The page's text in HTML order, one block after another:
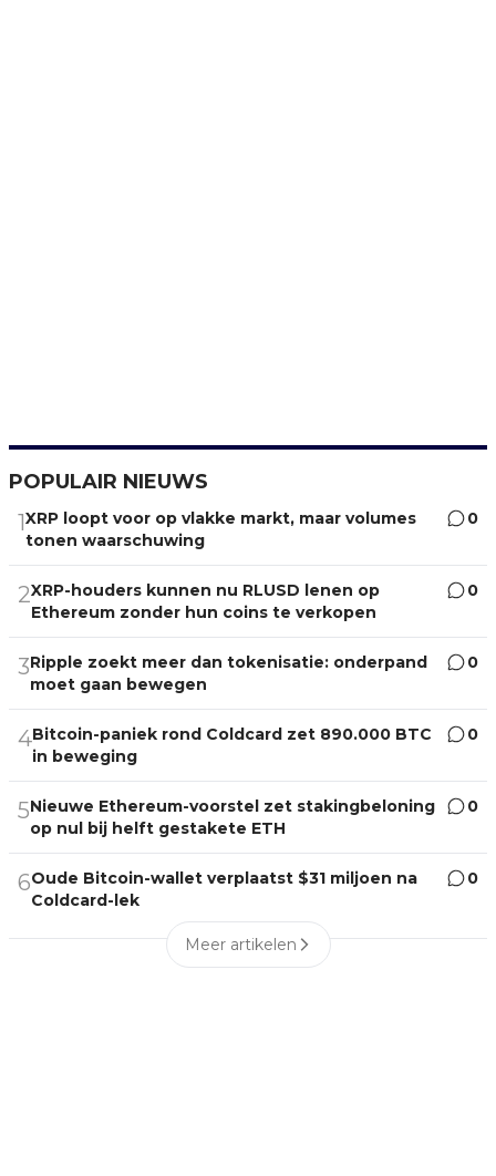
POPULAIR NIEUWS
1XRP loopt voor op vlakke markt, maar volumes
tonen waarschuwing
0
2XRP-houders kunnen nu RLUSD lenen op
Ethereum zonder hun coins te verkopen
0
3Ripple zoekt meer dan tokenisatie: onderpand
moet gaan bewegen
0
4Bitcoin-paniek rond Coldcard zet 890.000 BTC
in beweging
0
5Nieuwe Ethereum-voorstel zet stakingbeloning
op nul bij helft gestakete ETH
0
6Oude Bitcoin-wallet verplaatst $31 miljoen na
Coldcard-lek
0
Meer artikelen